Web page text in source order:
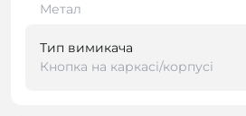
Метал
Тип вимикача
Кнопка на каркасі/корпусі